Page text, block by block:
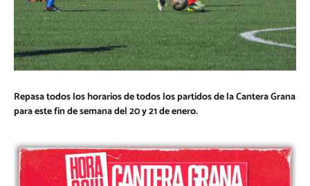
Repasa todos los horarios de todos los partidos de la Cantera Grana
para este fin de semana del 20 y 21 de enero.